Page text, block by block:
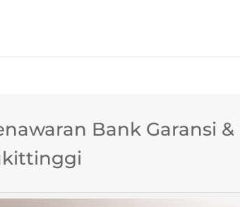
Bank Garansi &